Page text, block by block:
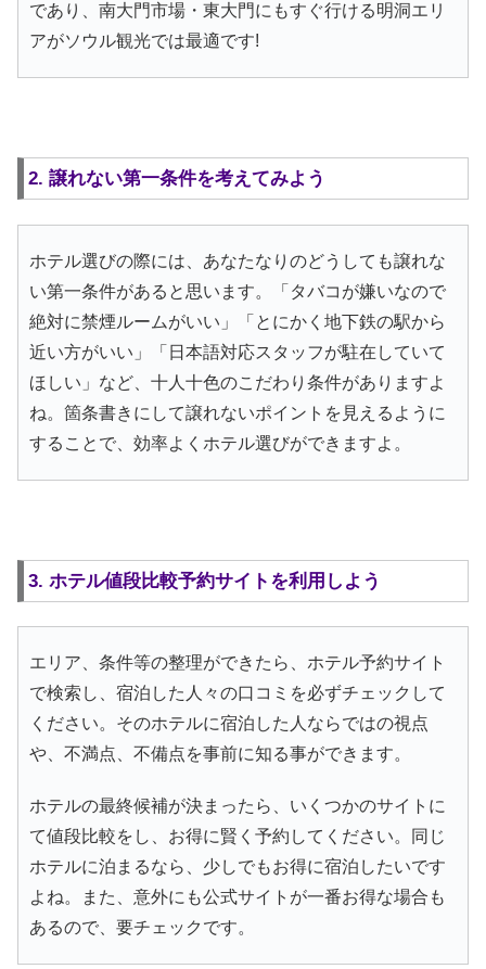
であり、南大門市場・東大門にもすぐ行ける明洞エリ
アがソウル観光では最適です!
2. 譲れない第一条件を考えてみよう
ホテル選びの際には、あなたなりのどうしても譲れな
い第一条件があると思います。「タバコが嫌いなので
絶対に禁煙ルームがいい」「とにかく地下鉄の駅から
近い方がいい」「日本語対応スタッフが駐在していて
ほしい」など、十人十色のこだわり条件がありますよ
ね。箇条書きにして譲れないポイントを見えるように
することで、効率よくホテル選びができますよ。
3. ホテル値段比較予約サイトを利用しよう
エリア、条件等の整理ができたら、ホテル予約サイト
で検索し、宿泊した人々の口コミを必ずチェックして
ください。そのホテルに宿泊した人ならではの視点
や、不満点、不備点を事前に知る事ができます。
ホテルの最終候補が決まったら、いくつかのサイトに
て値段比較をし、お得に賢く予約してください。同じ
ホテルに泊まるなら、少しでもお得に宿泊したいです
よね。また、意外にも公式サイトが一番お得な場合も
あるので、要チェックです。